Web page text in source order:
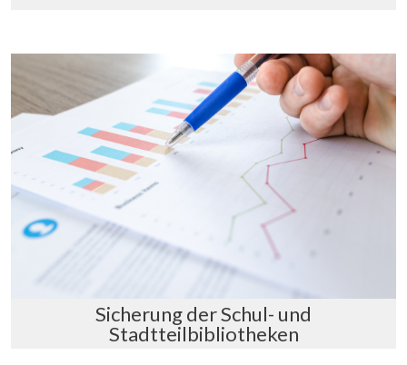
Sicherung der Schul- und
Stadtteilbibliotheken